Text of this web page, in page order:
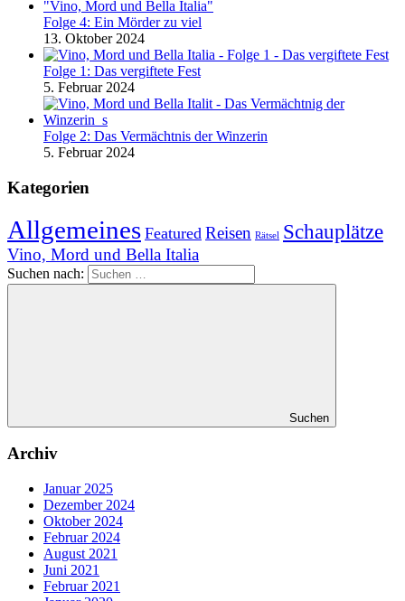
Folge 4: Ein Mörder zu viel
13. Oktober 2024
Folge 1: Das vergiftete Fest
5. Februar 2024
Folge 2: Das Vermächtnis der Winzerin
5. Februar 2024
Kategorien
Allgemeines Featured Reisen Rätsel Schauplätze
Vino, Mord und Bella Italia
Suchen nach:
Suchen
Archiv
Januar 2025
Dezember 2024
Oktober 2024
Februar 2024
August 2021
Juni 2021
Februar 2021